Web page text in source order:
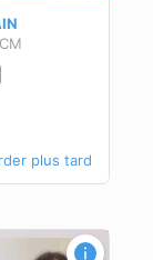
plus tard